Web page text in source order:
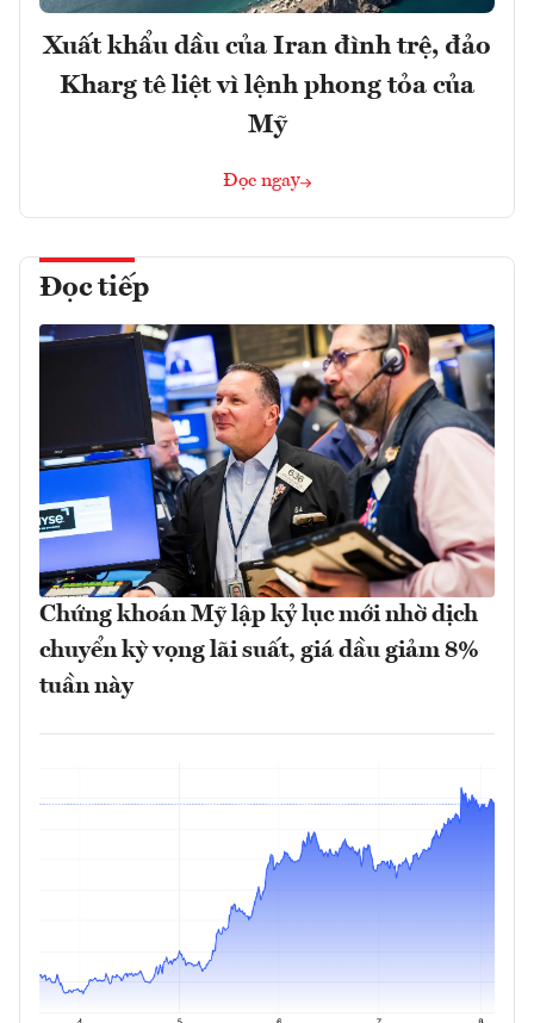
Xuất khẩu dầu của Iran đình trệ, đảo
Kharg tê liệt vì lệnh phong tỏa của
Mỹ
Đọc ngay
Đọc tiếp
Chứng khoán Mỹ lập kỷ lục mới nhờ dịch
chuyển kỳ vọng lãi suất, giá dầu giảm 8%
tuần này